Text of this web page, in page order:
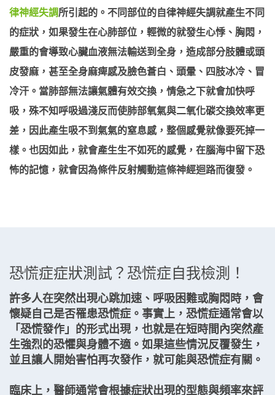
律神經失調所引起的。不同部位的自律神經失調就產生不同
的症狀，如果發生在心肺部位，輕微的就發生心悸、胸悶，
嚴重的會導致心臟血液無法輸送到全身，造成部分肢體或頭
皮發麻，甚至全身麻痺感及臉色蒼白、頭暈、四肢冰冷、冒
冷汗。當肺部無法讓氣體有效交換，情急之下就會加快呼
吸，殊不知呼吸過淺反而使肺部氧氣與二氧化碳交換效率更
差，因此產生吸不到氣氣的窒息感，整個感覺就像要死掉一
樣。也因如此，就會產生生不如死的感覺，在腦海中留下恐
怖的記憶，就會因為條件反射觸動這條神經迴路而復發。
恐慌症症狀測試？恐慌症自我檢測！
許多人在突然出現心跳加速、呼吸困難或胸悶時，會
懷疑自己是否罹患恐慌症。事實上，恐慌症通常會以
「恐慌發作」的形式出現，也就是在短時間內突然產
生強烈的恐懼與身體不適。如果這些情況反覆發生，
並且讓人開始害怕再次發作，就可能與恐慌症有關。
臨床上，醫師通常會根據症狀出現的型態與頻率來評